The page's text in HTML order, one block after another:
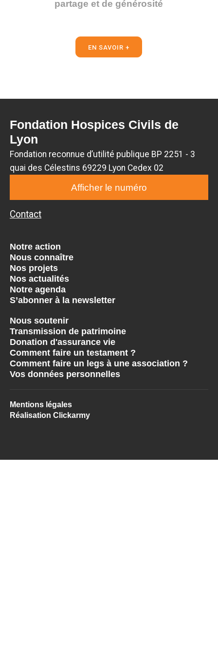
partage et de générosité
EN SAVOIR +
Fondation Hospices Civils de
Lyon
Fondation reconnue d’utilité publique BP 2251 - 3
quai des Célestins 69229 Lyon Cedex 02
Afficher le numéro
Contact
Notre action
Nous connaître
Nos projets
Nos actualités
Notre agenda
S’abonner à la newsletter
Nous soutenir
Transmission de patrimoine
Donation d'assurance vie
Comment faire un testament ?
Comment faire un legs à une association ?
Vos données personnelles
Mentions légales
Réalisation Clickarmy